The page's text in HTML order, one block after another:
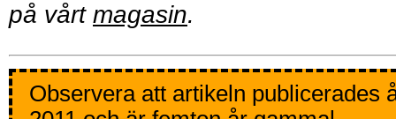
på vårt magasin.
Observera att artikeln publicerades